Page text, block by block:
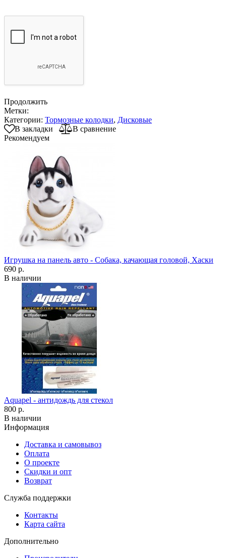
Продолжить
Метки:
Категории: Тормозные колодки, Дисковые
В закладки
В сравнение
Рекомендуем
Игрушка на панель авто - Собака, качающая головой, Хаски
690 р.
В наличии
Aquapel - антидождь для стекол
800 р.
В наличии
Информация
Доставка и самовывоз
Оплата
О проекте
Скидки и опт
Возврат
Служба поддержки
Контакты
Карта сайта
Дополнительно